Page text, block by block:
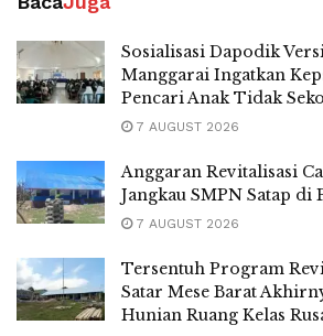
Sosialisasi Dapodik
Manggarai Ingatkan
Pencari Anak Tidak
7 AUGUST 2026
Anggaran Revitalisasi
Jangkau SMPN Satap di
7 AUGUST 2026
Tersentuh Program
Satar Mese Barat
Hunian Ruang Kelas